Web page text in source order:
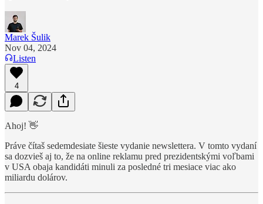
Marek Šulik
Nov 04, 2024
Listen
4
Ahoj! 👋
Práve čítaš sedemdesiate šieste vydanie newslettera. V tomto vydaní
sa dozvieš aj to, že na online reklamu pred prezidentskými voľbami
v USA obaja kandidáti minuli za posledné tri mesiace viac ako
miliardu dolárov.